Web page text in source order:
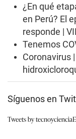
¿En qué
en Perú? El
responde |
Tenemos
Coronavirus
Síguenos en